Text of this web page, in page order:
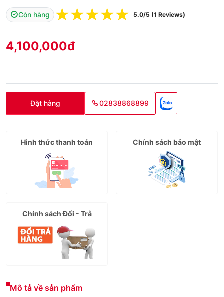
Còn hàng ☆
☆
☆
☆
☆ 5.0/5 (1 Reviews)
4,100,000đ
Đặt hàng 02838868899
Hình thức thanh toán Chính sách bảo mật
Chính sách Đổi - Trả
Mô tả về sản phẩm